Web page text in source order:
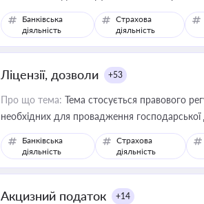
Банківська
діяльність
Страхова
діяльність
Ліцензії, дозволи +53
Про що тема: Тема стосується правового
необхідних для провадження господарської
Банківська
діяльність
Страхова
діяльність
Акцизний податок +14